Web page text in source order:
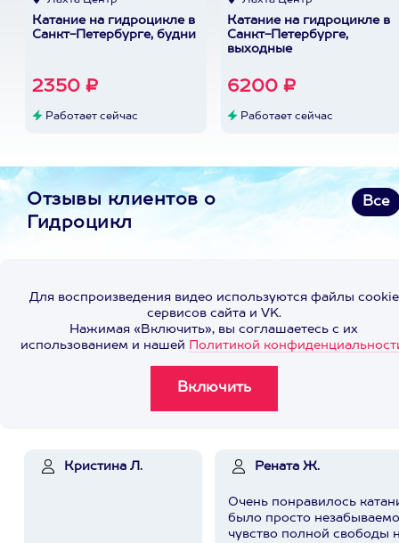
Катание на гидроцикле в
Санкт-Петербурге, будни
2350 ₽
Работает сейчас
Катание на гидроцикле в
Санкт-Петербурге,
выходные
6200 ₽
Работает сейчас
Отзывы клиентов о
Гидроцикл
Все
Для воспроизведения видео используются файлы cookie
сервисов сайта и VK.
Нажимая «Включить», вы соглашаетесь с их
использованием и нашей Политикой
Кристина Л. Рената Ж.
Очень понравилось
было просто
чувство полной свободы